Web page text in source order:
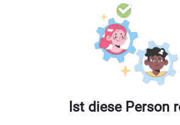
Ist diese Person